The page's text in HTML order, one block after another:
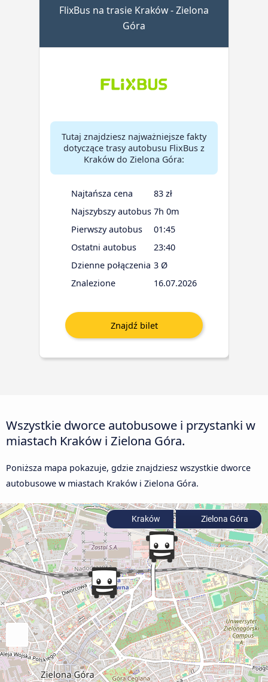
FlixBus na trasie Kraków - Zielona
Góra
Tutaj znajdziesz najważniejsze fakty
dotyczące trasy autobusu FlixBus z
Kraków do Zielona Góra:
Najtańsza cena
83 zł
Najszybszy autobus 7h 0m
Pierwszy autobus
01:45
Ostatni autobus
23:40
Dzienne połączenia 3 Ø
Znalezione
16.07.2026
Wszystkie dworce autobusowe i przystanki w
miastach Kraków i Zielona Góra.
Poniższa mapa pokazuje, gdzie znajdziesz wszystkie dworce
autobusowe w miastach Kraków i Zielona Góra.
Kraków Zielona Góra